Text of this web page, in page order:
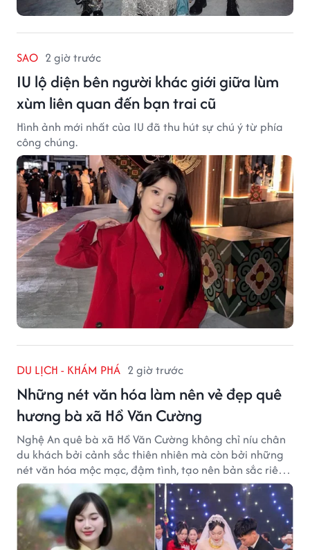
SAO 2 giờ trước
IU lộ diện bên người khác giới giữa lùm
xùm liên quan đến bạn trai cũ
Hình ảnh mới nhất của IU đã thu hút sự chú ý từ phía
công chúng.
DU LỊCH - KHÁM PHÁ 2 giờ trước
Những nét văn hóa làm nên vẻ đẹp quê
hương bà xã Hồ Văn Cường
Nghệ An quê bà xã Hồ Văn Cường không chỉ níu chân
du khách bởi cảnh sắc thiên nhiên mà còn bởi những
nét văn hóa mộc mạc, đậm tình, tạo nên bản sắc riêng
của vùng đất xứ Nghệ.